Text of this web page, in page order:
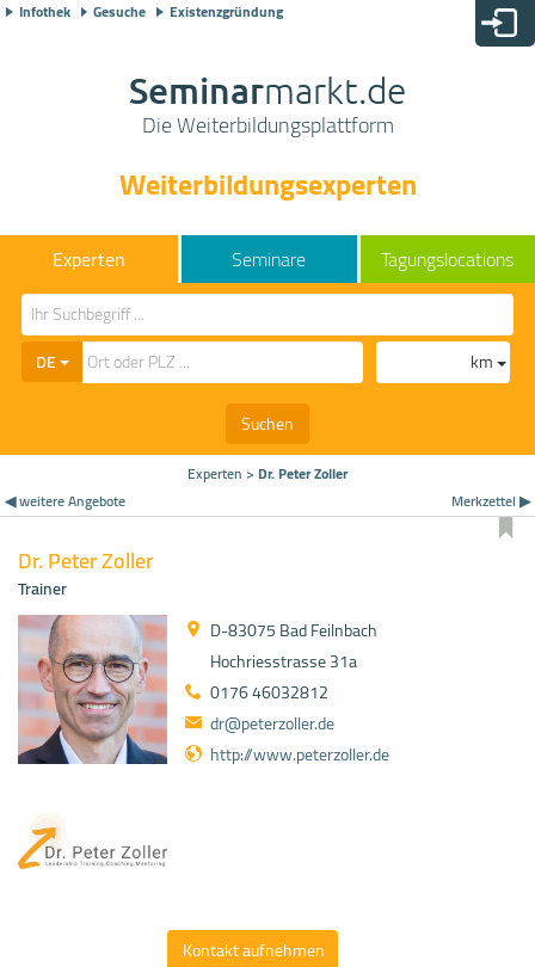
Infothek Gesuche Existenzgründung
Seminarmarkt.de
Die Weiterbildungsplattform
Weiterbildungsexperten
Seminare Tagungslocations
DE
km
Suchen
Experten > Dr. Peter Zoller
◀ weitere Angebote
Merkzettel ▶
Dr. Peter Zoller
Trainer
D-83075 Bad Feilnbach
Hochriesstrasse 31a
0176 46032812
dr@peterzoller.de
http://www.peterzoller.de
Kontakt aufnehmen